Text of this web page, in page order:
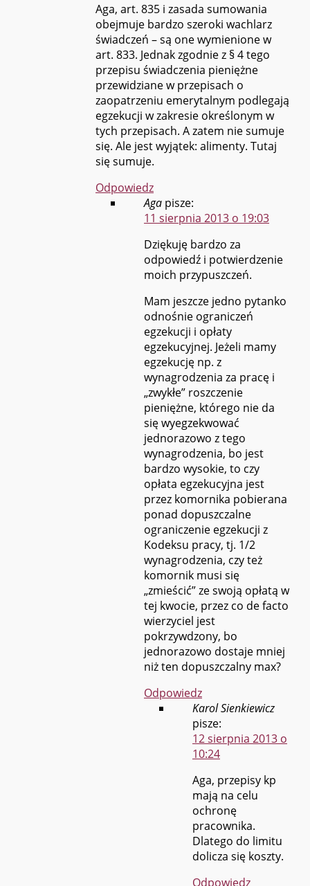
Aga, art. 835 i zasada sumowania
obejmuje bardzo szeroki wachlarz
świadczeń – są one wymienione w
art. 833. Jednak zgodnie z § 4 tego
przepisu świadczenia pieniężne
przewidziane w przepisach o
zaopatrzeniu emerytalnym podlegają
egzekucji w zakresie określonym w
tych przepisach. A zatem nie sumuje
się. Ale jest wyjątek: alimenty. Tutaj
się sumuje.
Odpowiedz
Aga pisze:
11 sierpnia 2013 o 19:03
Dziękuję bardzo za
odpowiedź i potwierdzenie
moich przypuszczeń.
Mam jeszcze jedno pytanko
odnośnie ograniczeń
egzekucji i opłaty
egzekucyjnej. Jeżeli mamy
egzekucję np. z
wynagrodzenia za pracę i
„zwykłe” roszczenie
pieniężne, którego nie da
się wyegzekwować
jednorazowo z tego
wynagrodzenia, bo jest
bardzo wysokie, to czy
opłata egzekucyjna jest
przez komornika pobierana
ponad dopuszczalne
ograniczenie egzekucji z
Kodeksu pracy, tj. 1/2
wynagrodzenia, czy też
komornik musi się
„zmieścić” ze swoją opłatą w
tej kwocie, przez co de facto
wierzyciel jest
pokrzywdzony, bo
jednorazowo dostaje mniej
niż ten dopuszczalny max?
Odpowiedz
Karol Sienkiewicz
pisze:
12 sierpnia 2013 o
10:24
Aga, przepisy kp
mają na celu
ochronę
pracownika.
Dlatego do limitu
dolicza się koszty.
Odpowiedz